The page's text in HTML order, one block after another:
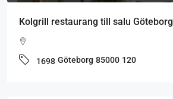
Kolgrill restaurang till salu Göteborg
1698 Göteborg 85000 120